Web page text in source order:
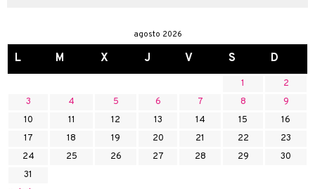
agosto 2026
L M X J V S D
1
2
3
4 5 6 7 8
9
10
11 12 13 14 15
16
17
18 19 20 21 22
23
24
25 26 27 28 29
30
31